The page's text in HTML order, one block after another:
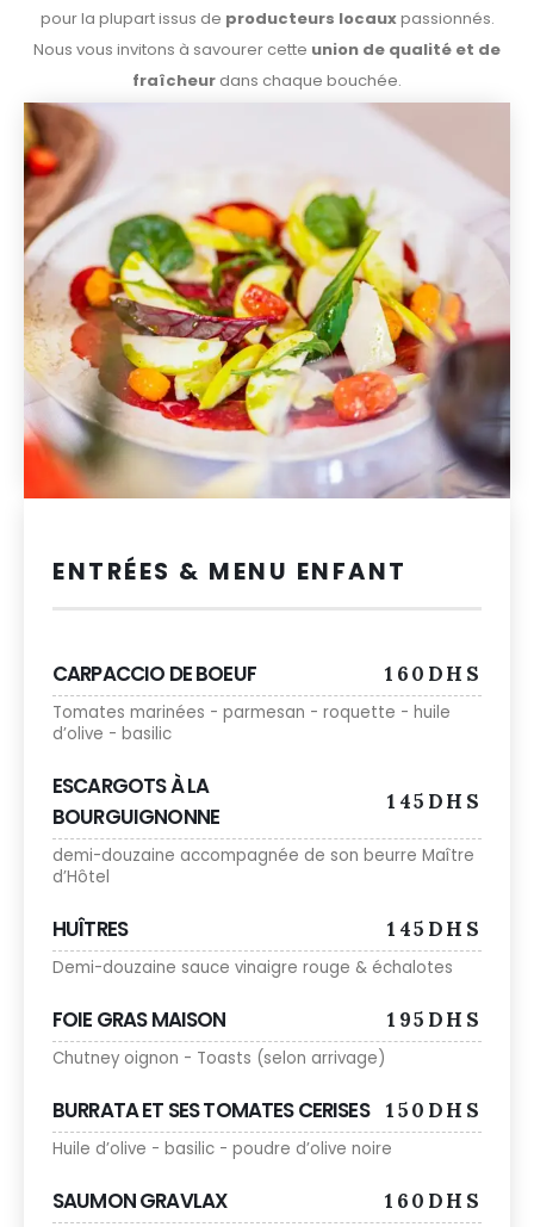
pour la plupart issus de producteurs locauxpassionnés.
Nous vous invitons à savourer cette union de qualité et de
fraîcheur dans chaque bouchée.
ENTRÉES & MENU ENFANT
CARPACCIO DE BOEUF 160DHS
Tomates marinées - parmesan - roquette - huile
d’olive - basilic
ESCARGOTS À LA
BOURGUIGNONNE
145DHS
demi-douzaine accompagnée de son beurre Maître
d’Hôtel
HUÎTRES 145DHS
Demi-douzaine sauce vinaigre rouge & échalotes
FOIE GRAS MAISON 195DHS
Chutney oignon - Toasts (selon arrivage)
BURRATA ET SES TOMATES CERISES 150DHS
Huile d’olive - basilic - poudre d’olive noire
SAUMON GRAVLAX 160DHS